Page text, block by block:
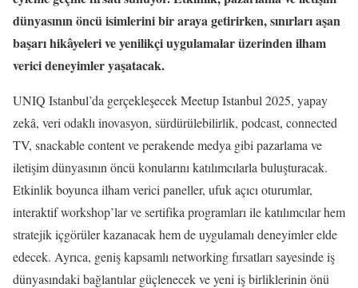
dünyasının öncü isimlerini bir araya getirirken, sınırları aşan
başarı hikâyeleri ve yenilikçi uygulamalar üzerinden ilham
verici deneyimler yaşatacak.
UNIQ Istanbul’da gerçekleşecek Meetup Istanbul 2025, yapay
zekâ, veri odaklı inovasyon, sürdürülebilirlik, podcast, connected
TV, snackable content ve perakende medya gibi pazarlama ve
iletişim dünyasının öncü konularını katılımcılarla buluşturacak.
Etkinlik boyunca ilham verici paneller, ufuk açıcı oturumlar,
interaktif workshop’lar ve sertifika programları ile katılımcılar hem
stratejik içgörüler kazanacak hem de uygulamalı deneyimler elde
edecek. Ayrıca, geniş kapsamlı networking fırsatları sayesinde iş
dünyasındaki bağlantılar güçlenecek ve yeni iş birliklerinin önü